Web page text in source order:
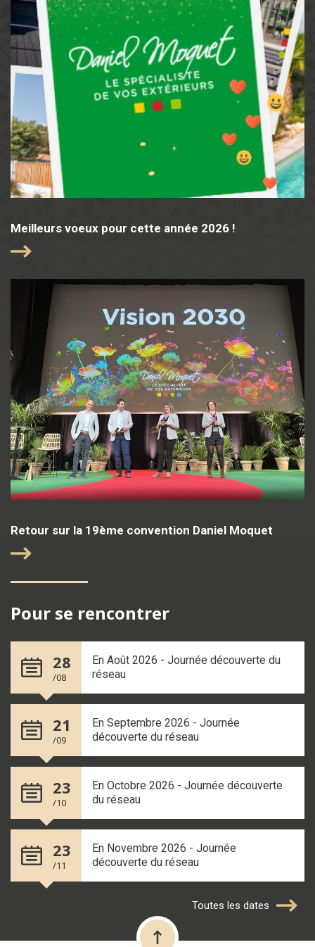
Meilleurs voeux pour cette année 2026 !
Retour sur la 19ème convention Daniel Moquet
Pour se rencontrer
28
/08
En Août 2026 - Journée découverte du
réseau
21
/09
En Septembre 2026 - Journée
découverte du réseau
23
/10
En Octobre 2026 - Journée découverte
du réseau
23
/11
En Novembre 2026 - Journée
découverte du réseau
Toutes les dates